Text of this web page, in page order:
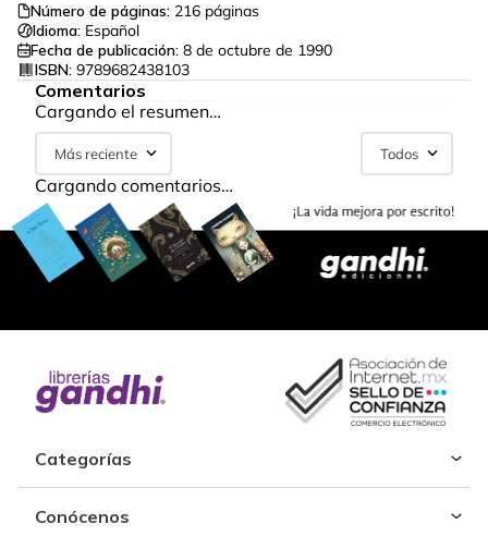
Número de páginas: 216 páginas
Idioma: Español
Fecha de publicación: 8 de octubre de 1990
ISBN: 9789682438103
Comentarios
Cargando el resumen…
Más reciente Todos
Cargando comentarios…
Categorías
Conócenos